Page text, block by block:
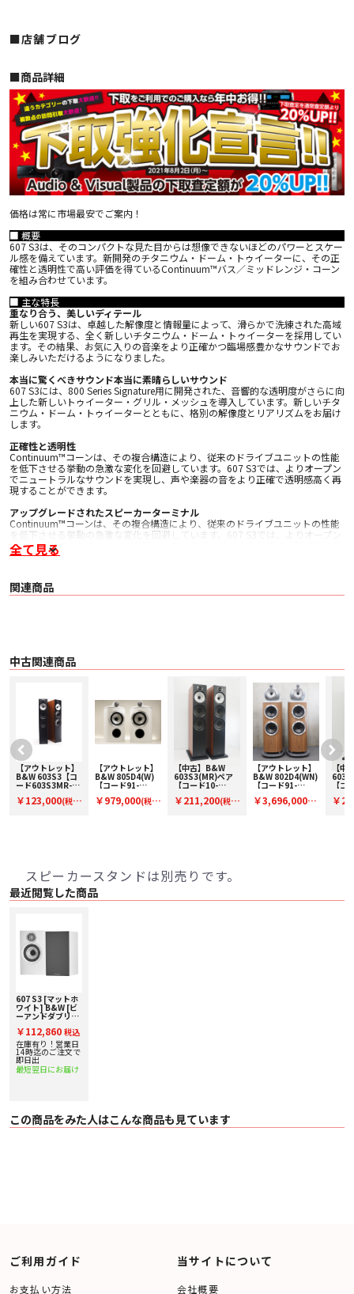
■店舗ブログ
■︎商品詳細
価格は常に市場最安でご案内！
■ 概要
607 S3は、そのコンパクトな見た目からは想像できないほどのパワーとスケー
ル感を備えています。新開発のチタニウム・ドーム・トゥイーターに、その正
確性と透明性で高い評価を得ているContinuum™バス／ミッドレンジ・コーン
を組み合わせています。
■ 主な特長
重なり合う、美しいディテール
新しい607 S3は、卓越した解像度と情報量によって、滑らかで洗練された高域
再生を実現する、全く新しいチタニウム・ドーム・トゥイーターを採用してい
ます。その結果、お気に入りの音楽をより正確かつ臨場感豊かなサウンドでお
楽しみいただけるようになりました。
本当に驚くべきサウンド本当に素晴らしいサウンド
607 S3には、800 Series Signature用に開発された、音響的な透明度がさらに向
上した新しいトゥイーター・グリル・メッシュを導入しています。新しいチタ
ニウム・ドーム・トゥイーターとともに、格別の解像度とリアリズムをお届け
します。
正確性と透明性
Continuum™コーンは、その複合構造により、従来のドライブユニットの性能
を低下させる挙動の急激な変化を回避しています。607 S3では、よりオープン
でニュートラルなサウンドを実現し、声や楽器の音をより正確で透明感高く再
現することができます。
アップグレードされたスピーカーターミナル
Continuum™コーンは、その複合構造により、従来のドライブユニットの性能
を低下させる挙動の急激な変化を回避しています。607 S3では、よりオープン
でニュートラルなサウンドを実現し、声や楽器の音をより正確で透明感高く再
現することができます。
〇 技術的特徴
・ 25mm チタニウム・ドーム・トゥイーター
・ 130mm Continuum コーン・バス / ミッドレンジ
〇 周波数レスポンス（基準値に対し±3dB） 52Hz - 28kHz
〇 感度（軸上 1m / 2.83Vrms） 84dB
〇 高調波歪
・ 2次および3次高調波（90dB、軸上1m）
・ 1%未満（100Hz - 22kHz）
・ 0.5%未満（500Hz - 10kHz）
〇 公称インピーダンス 8Ω（最小 3.0Ω）
〇 推奨アンプ出力 30W - 100W（8Ω、クリップしていない音源で）
〇 推奨最大ケーブルインピーダンス 0.1Ω
〇 外形寸法
・ 高さ：300 mm
・ 幅：165 mm
・ グリル：ブラック（ブラック / レッドチェリー）/グレー（ホワイト / オー
ク）
全て見る
関連商品
中古関連商品
【アウトレット】
B&W 603S3【コ
ード603S3MR-
ーカー(ペアのみ)
￥123,000(税
【アウトレット】
B&W 805D4(W)
【コード91-
シェルフスピーカ
￥979,000(税
【中古】B&W
603S3(MR)ペア
【コード10-
型スピーカー(ペ
￥211,200(税
【アウトレット】
B&W 802D4(WN)
【コード91-
型スピーカー(ペ
￥3,696,000(税
【中
【コ
型ス
￥
スピーカースタンドは別売りです。
最近閲覧した商品
607 S3 [マットホ
ワイト] B&W [ビ
ーアンドダブリ
フスピーカー [ペ
ア] 下取り査定額
20%アップ実施
中！
￥112,860 税込
在庫有り！営業日
14時迄のご注文で
即日出
最短翌日にお届け
この商品をみた人はこんな商品も見ています
ご利用ガイド
お支払い方法
当サイトについて
会社概要